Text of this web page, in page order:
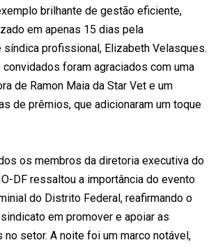
brilhante de gestão eficiente,
em apenas 15 dias pela
síndica profissional, Elizabeth Velasques.
convidados foram agraciados com uma
de Ramon Maia da Star Vet e um
de prêmios, que adicionaram um toque
os membros da diretoria executiva do
DF ressaltou a importância do evento
do Distrito Federal, reafirmando o
em promover e apoiar as
no setor. A noite foi um marco notável,